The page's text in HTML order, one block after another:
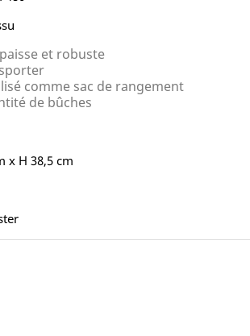
et robuste
comme sac de rangement
de bûches
x H 38,5 cm